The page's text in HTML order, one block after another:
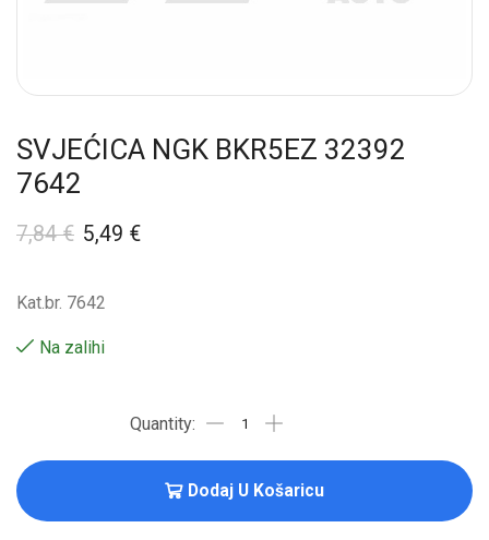
SVJEĆICA NGK BKR5EZ 32392
7642
7,84€ 5,49 €
Kat.br. 7642
Na zalihi
Dodaj U Košaricu